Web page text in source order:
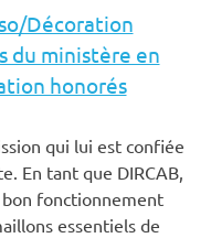
Décoration
du ministère en
honorés
qui lui est confiée
En tant que DIRCAB,
fonctionnement
essentiels de